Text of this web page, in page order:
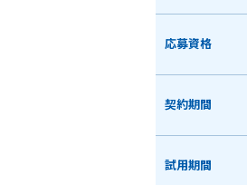
応募資格
契約期間
試用期間